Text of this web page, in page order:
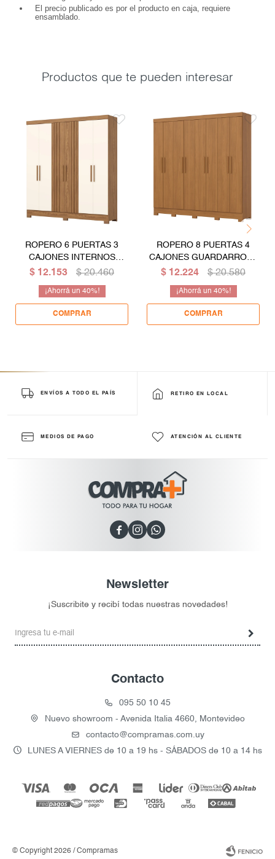
El precio publicado es por el producto en caja, requiere
ensamblado.
Productos que te pueden interesar
ROPERO 6 PUERTAS 3
CAJONES INTERNOS
GUARDARROPA ARMARIO
$ 12.153 $ 20.460
40
ROPERO 8 PUERTAS 4
CAJONES GUARDARROPA
ARMARIO PLACARD
$ 12.224 $ 20.580
40
ENVÍOS A TODO EL PAÍS RETIRO EN LOCAL
MEDIOS DE PAGO ATENCIÓN AL CLIENTE
  
Contacto
095 50 10 45
Nuevo showroom - Avenida Italia 4660, Montevideo
contacto@compramas.com.uy
LUNES A VIERNES de 10 a 19 hs - SÁBADOS de 10 a 14 hs
Newsletter
¡Suscribite y recibí todas nuestras novedades!
© Copyright 2026 / Compramas